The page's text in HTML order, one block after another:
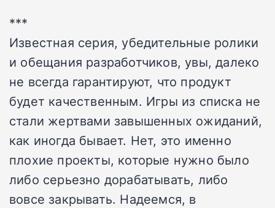
***
Известная серия, убедительные ролики
и обещания разработчиков, увы, далеко
не всегда гарантируют, что продукт
будет качественным. Игры из списка не
стали жертвами завышенных ожиданий,
как иногда бывает. Нет, это именно
плохие проекты, которые нужно было
либо серьезно дорабатывать, либо
вовсе закрывать. Надеемся, в